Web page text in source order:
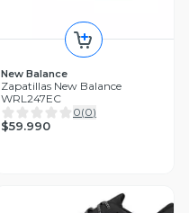
New Balance
Zapatillas New Balance
WRL247EC
0(0)
$59.990